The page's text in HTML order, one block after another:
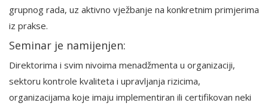
grupnog rada, uz aktivno vježbanje na konkretnim primjerima
iz prakse.
Seminar je namijenjen:
Direktorima i svim nivoima menadžmenta u organizaciji,
sektoru kontrole kvaliteta i upravljanja rizicima,
organizacijama koje imaju implementiran ili certifikovan neki